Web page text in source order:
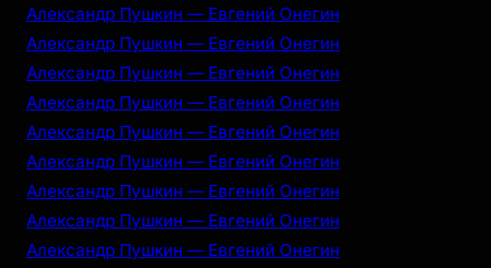
Александр Пушкин — Евгений Онегин
Александр Пушкин — Евгений Онегин
Александр Пушкин — Евгений Онегин
Александр Пушкин — Евгений Онегин
Александр Пушкин — Евгений Онегин
Александр Пушкин — Евгений Онегин
Александр Пушкин — Евгений Онегин
Александр Пушкин — Евгений Онегин
Александр Пушкин — Евгений Онегин